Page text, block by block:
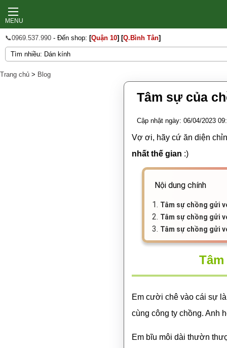
MENU
📞0969.537.990 - Đến shop: [Quận 10] [Q.Bình Tân]
Trang chủ > Blog
Tâm sự của
Cập nhật ngày: 06/04/2023
Vợ ơi, hãy cứ ăn diện
nhất thế gian :)
Nội dung chính
1. Tâm sự chồng gửi
2. Tâm sự chồng gửi
3. Tâm sự chồng gửi
Em cười chê vào cái sự
cùng công ty chồng. Anh
Em bĩu môi dài thườn